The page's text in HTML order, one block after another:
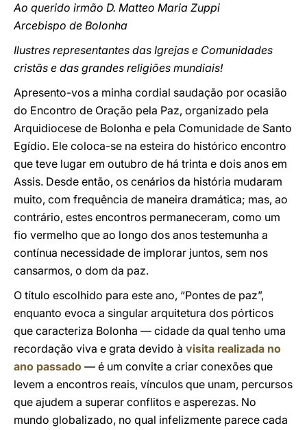
Ao querido irmão D. Matteo Maria Zuppi
Arcebispo de Bolonha
Ilustres representantes das Igrejas e Comunidades
cristãs e das grandes religiões mundiais!
Apresento-vos a minha cordial saudação por ocasião
do Encontro de Oração pela Paz, organizado pela
Arquidiocese de Bolonha e pela Comunidade de Santo
Egídio. Ele coloca-se na esteira do histórico encontro
que teve lugar em outubro de há trinta e dois anos em
Assis. Desde então, os cenários da história mudaram
muito, com frequência de maneira dramática; mas, ao
contrário, estes encontros permaneceram, como um
fio vermelho que ao longo dos anos testemunha a
contínua necessidade de implorar juntos, sem nos
cansarmos, o dom da paz.
O título escolhido para este ano, “Pontes de paz”,
enquanto evoca a singular arquitetura dos pórticos
que caracteriza Bolonha — cidade da qual tenho uma
recordação viva e grata devido à visita realizada no
ano passado — é um convite a criar conexões que
levem a encontros reais, vínculos que unam, percursos
que ajudem a superar conflitos e asperezas. No
mundo globalizado, no qual infelizmente parece cada